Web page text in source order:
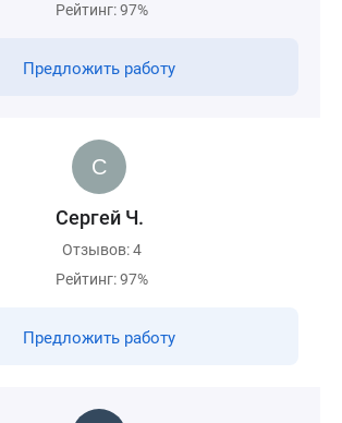
Рейтинг: 97%
Предложить работу
Сергей Ч.
Отзывов: 4
Рейтинг: 97%
Предложить работу